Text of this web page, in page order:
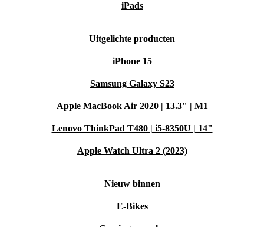
iPads
Uitgelichte producten
iPhone 15
Samsung Galaxy S23
Apple MacBook Air 2020 | 13.3" | M1
Lenovo ThinkPad T480 | i5-8350U | 14"
Apple Watch Ultra 2 (2023)
Nieuw binnen
E-Bikes